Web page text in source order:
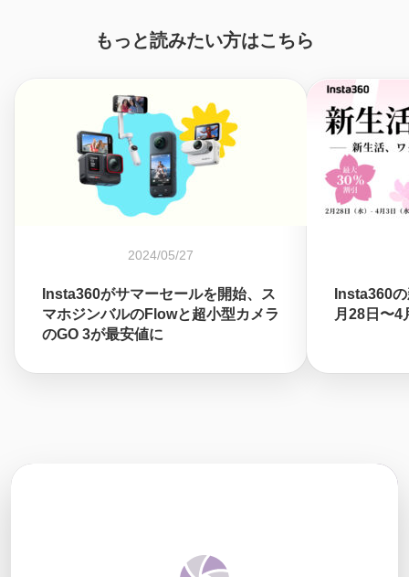
もっと読みたい方はこちら
2024/05/27
Insta360がサマーセールを開始、ス
マホジンバルのFlowと超小型カメラ
のGO 3が最安値に
Insta360
月28日〜4